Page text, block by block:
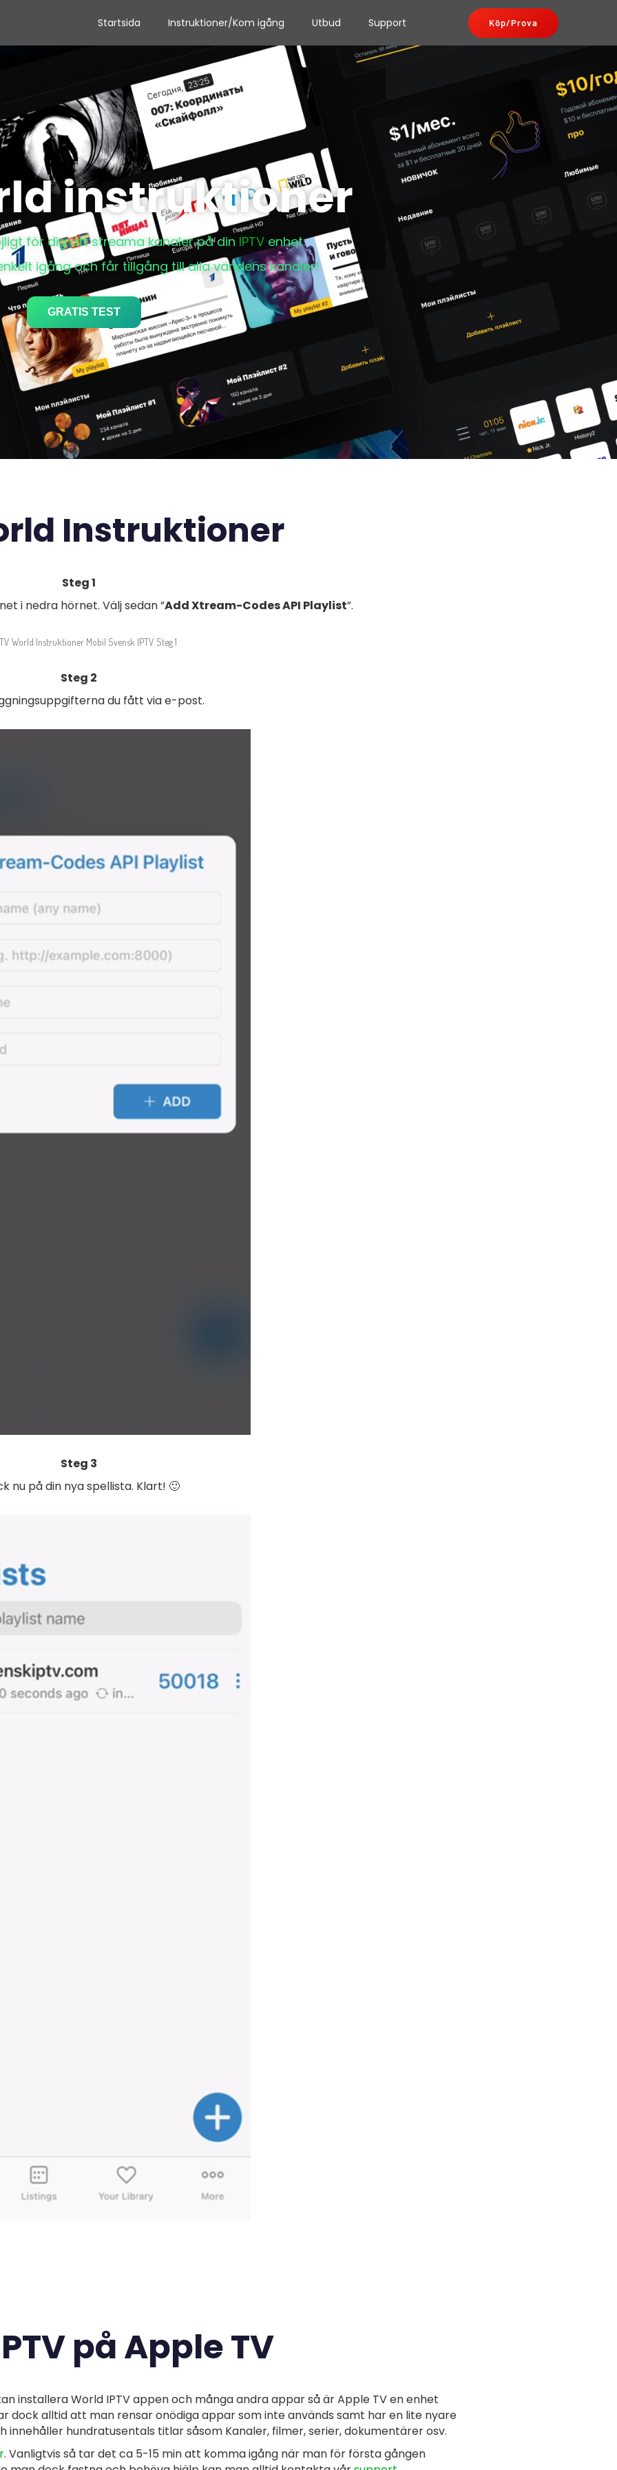
Startsida Instruktioner/Kom igång Utbud Support Köp/Prova
instruktioner
för dig att streama kanaler på din IPTV enhet.
igång och får tillgång till alla världens kanaler!
GRATIS TEST
Instruktioner
Steg 1
i nedra hörnet. Välj sedan ”Add Xtream-Codes API Playlist”.
Steg 2
du fått via e-post.
Steg 3
nu på din nya spellista. Klart! 🙂
på Apple TV
installera World IPTV appen och många andra appar så är Apple TV en enhet
dock alltid att man rensar onödiga appar som inte används samt har en lite nyare
innehåller hundratusentals titlar såsom Kanaler, filmer, serier, dokumentärer osv.
. Vanligtvis så tar det ca 5-15 min att komma igång när man för första gången